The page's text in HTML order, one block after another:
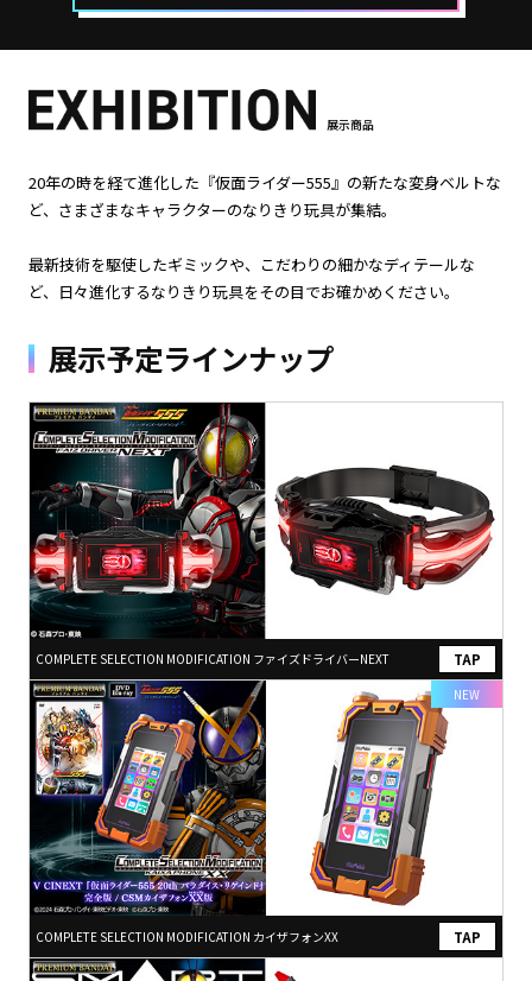
展示商品
20年の時を経て進化した『仮面ライダー555』の新たな変身ベルトな
ど、さまざまなキャラクターのなりきり玩具が集結。
最新技術を駆使したギミックや、こだわりの細かなディテールな
ど、日々進化するなりきり玩具をその目でお確かめください。
展示予定ラインナップ
COMPLETE SELECTION MODIFICATION ファイズドライバーNEXT
NEW
COMPLETE SELECTION MODIFICATION カイザフォンXX